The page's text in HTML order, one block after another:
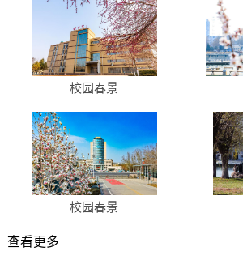
校园春景
校园春景
查看更多